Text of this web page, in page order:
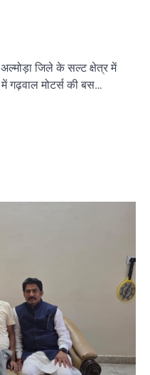
जिले के सल्ट क्षेत्र में
गढ़वाल मोटर्स की बस…